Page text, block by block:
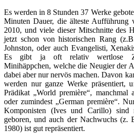
Es werden in 8 Stunden 37 Werke
Minuten Dauer, die älteste Aufführung
2010, und viele dieser Mitschnitte des
jetzt schon von historischen Rang
Johnston, oder auch Evangelisti,
Es gibt ja oft relativ wertlose
Minihäppchen, welche die Neugier der
dabei aber nur nervös machen. Davon
werden nur ganze Werke präsentiert,
Prädikat „World première“, manchmal
oder zumindest „German première“.
Komponisten (Ives und Carillo) sind
geboren, und auch der Nachwuchs (z.
1980) ist gut repräsentiert.